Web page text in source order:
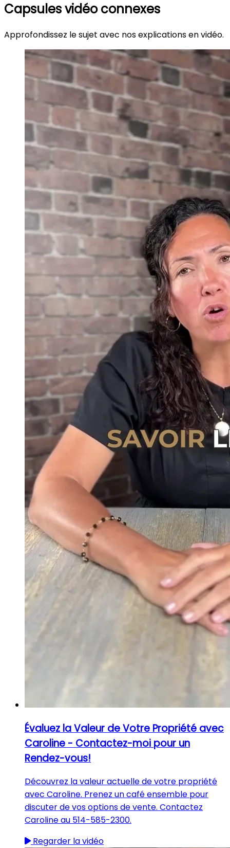
Capsules vidéo connexes
Approfondissez le sujet avec nos explications en vidéo.
Évaluez la Valeur de Votre Propriété avec
Caroline - Contactez-moi pour un
Rendez-vous!
Découvrez la valeur actuelle de votre propriété
avec Caroline. Prenez un café ensemble pour
discuter de vos options de vente. Contactez
Caroline au 514-585-2300.
Regarder la vidéo